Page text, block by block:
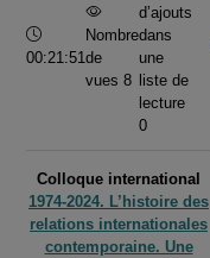
Durée :
00:21:51
Nombre
de
vues 8
d’ajouts
dans
une
liste de
lecture
0
Colloque international
1974-2024. L’histoire des
relations internationales
contemporaine. Une